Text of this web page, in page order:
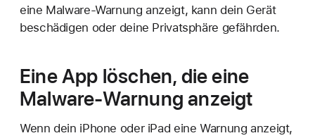
eine Malware-Warnung anzeigt, kann dein Gerät
beschädigen oder deine Privatsphäre gefährden.
Eine App löschen, die eine
Malware-Warnung anzeigt
Wenn dein iPhone oder iPad eine Warnung anzeigt,